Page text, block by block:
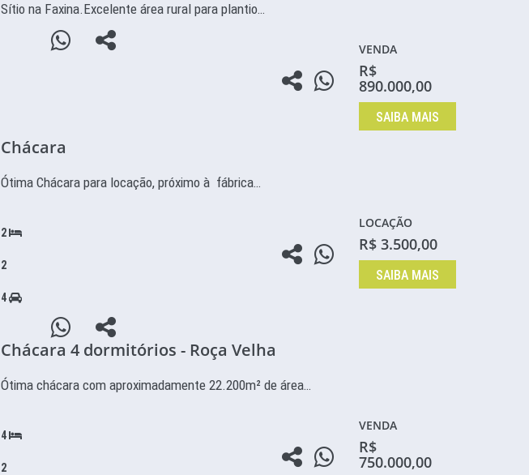
Sítio na Faxina.Excelente área rural para plantio…
VENDA
R$
890.000,00
SAIBA MAIS
Chácara
Ótima Chácara para locação, próximo à fábrica…
2
2
4
LOCAÇÃO
R$ 3.500,00
SAIBA MAIS
Chácara 4 dormitórios - Roça Velha
Ótima chácara com aproximadamente 22.200m² de área…
4
2
VENDA
R$
750.000,00